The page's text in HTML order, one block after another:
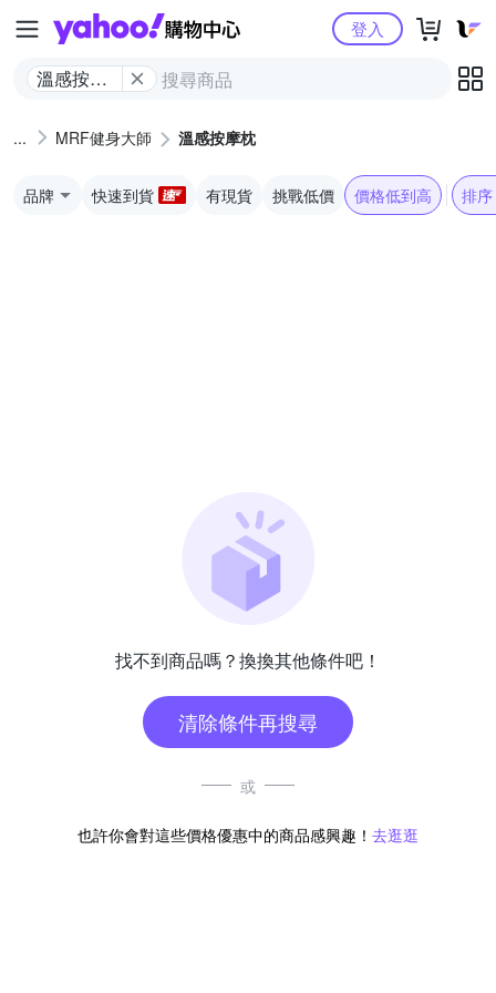
Yahoo購物中心
溫感按摩
登入
MRF健身大師 溫感按摩枕
品牌 快速到貨 有現貨 挑戰低價 價格低到高 排序
找不到商品嗎？換換其他條件吧！
清除條件再搜尋
或
也許你會對這些價格優惠中的商品感興趣！ 去逛逛